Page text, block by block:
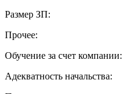
Размер ЗП:
Прочее:
Обучение за счет компании:
Адекватность начальства: